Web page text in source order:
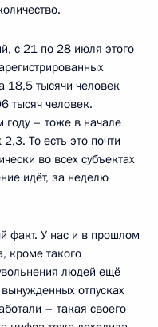
с 21 по 28 июля этого
18,5 тысячи человек
тысяч человек.
– тоже в начале
То есть это почти
во всех субъектах
идёт, за неделю
факт. У нас и в прошлом
кроме такого
людей ещё
отпусках
– такая своего